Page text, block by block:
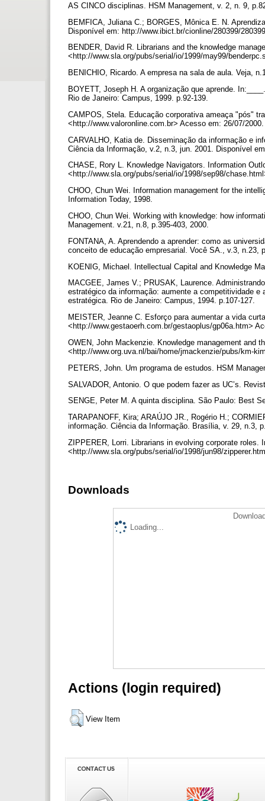
AS CINCO disciplinas. HSM Management, v. 2, n. 9,
BEMFICA, Juliana C.; BORGES, Mônica E. N.
Disponível em: http://www.ibict.br/cionline/280399/
BENDER, David R. Librarians and the knowledge
<http://www.sla.org/pubs/serial/io/1999/may99/
BENICHIO, Ricardo. A empresa na sala de aula. Veja,
BOYETT, Joseph H. A organização que aprende.
Rio de Janeiro: Campus, 1999. p.92-139.
CAMPOS, Stela. Educação corporativa ameaça "pós"
<http://www.valoronline.com.br> Acesso em: 26/07/
CARVALHO, Katia de. Disseminação da informação e
Ciência da Informação, v.2, n.3, jun. 2001. Disponível
CHASE, Rory L. Knowledge Navigators. Information
<http://www.sla.org/pubs/serial/io/1998/sep98/
CHOO, Chun Wei. Information management for the
Information Today, 1998.
CHOO, Chun Wei. Working with knowledge: how
Management. v.21, n.8, p.395-403, 2000.
FONTANA, A. Aprendendo a aprender: como as
conceito de educação empresarial. Você SA., v.3, n.23,
KOENIG, Michael. Intellectual Capital and Knowledge
MACGEE, James V.; PRUSAK, Laurence.
estratégico da informação: aumente a competitividade
estratégica. Rio de Janeiro: Campus, 1994. p.107-127.
MEISTER, Jeanne C. Esforço para aumentar a vida
<http://www.gestaoerh.com.br/gestaoplus/gp06a.htm>
OWEN, John Mackenzie. Knowledge management and
<http://www.org.uva.nl/bai/home/jmackenzie/pubs/km-
PETERS, John. Um programa de estudos. HSM
SALVADOR, Antonio. O que podem fazer as UC’s.
SENGE, Peter M. A quinta disciplina. São Paulo: Best
TARAPANOFF, Kira; ARAÚJO JR., Rogério H.;
informação. Ciência da Informação. Brasília, v. 29, n.3,
ZIPPERER, Lorri. Librarians in evolving corporate
<http://www.sla.org/pubs/serial/io/1998/jun98/
Downloads
Loading...
Actions (login required)
View Item